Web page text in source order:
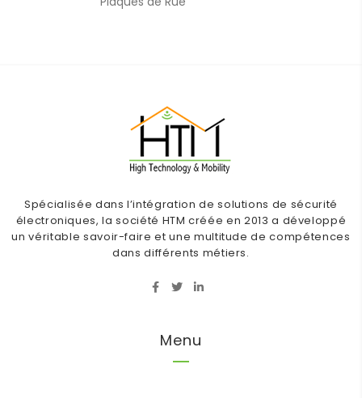
Spécialisée dans l’intégration de solutions de sécurité
électroniques, la société HTM créée en 2013 a développé
un véritable savoir-faire et une multitude de compétences
dans différents métiers.
Menu